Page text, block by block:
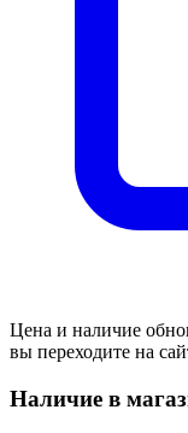
Цена и наличие
вы переходите на
Наличие в